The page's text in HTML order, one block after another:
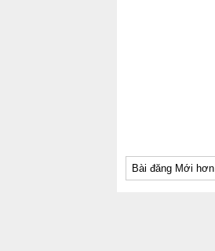
Bài đăng Mới hơn